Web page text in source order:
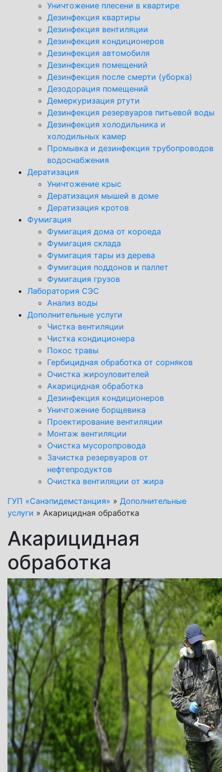
Уничтожение плесени в квартире
Дезинфекция квартиры
Дезинфекция вентиляции
Дезинфекция кондиционеров
Дезинфекция автомобиля
Дезинфекция помещений
Дезинфекция после смерти (уборка)
Дезодорация помещений
Демеркуризация ртути
Дезинфекция резервуаров питьевой воды
Дезинфекция холодильника и
холодильных камер
Промывка и дезинфекция трубопроводов
водоснабжения
Дератизация
Уничтожение крыс
Дератизация мышей в доме
Дератизация кротов
Фумигация
Фумигация дома от короеда
Фумигация склада
Фумигация тары из дерева
Фумигация поддонов и паллет
Фумигация грузов
Лаборатория СЭС
Анализ воды
Дополнительные услуги
Чистка вентиляции
Чистка кондиционера
Покос травы
Гербицидная обработка от сорняков
Очистка жироуловителей
Акарицидная обработка
Дезинфекция кондиционеров
Уничтожение борщевика
Проектирование вентиляции
Монтаж вентиляции
Очистка мусоропровода
Зачистка резервуаров от
нефтепродуктов
Очистка вентиляции от жира
ГУП «Санэпидемстанция» » Дополнительные
услуги » Акарицидная обработка
Акарицидная
обработка